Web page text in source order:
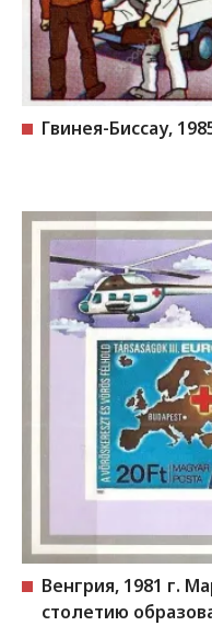
Гвинея-Биссау,
Венгрия, 1981 г.
столетию